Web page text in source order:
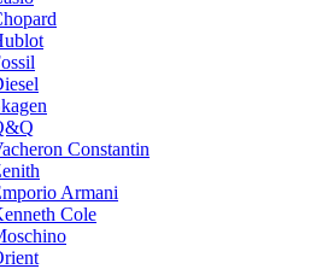
Constantin
Armani
Cole